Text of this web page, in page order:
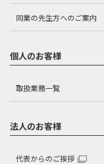
同業の先生方へのご案内
個人のお客様
取扱業務一覧
法人のお客様
代表からのご挨拶